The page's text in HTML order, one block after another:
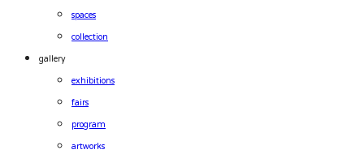
spaces
collection
gallery
exhibitions
fairs
program